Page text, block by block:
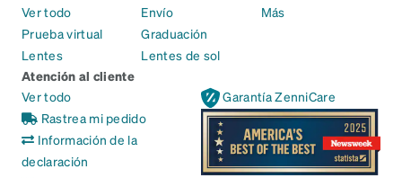
Ver todo
Prueba virtual
Lentes
Envío
Graduación
Lentes de sol
Más
Atención al cliente
Ver todo
Rastrea mi pedido
Información de la
declaración
Garantía ZenniCare